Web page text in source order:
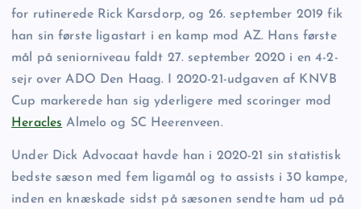
for rutinerede Rick Karsdorp, og 26. september 2019 fik
han sin første ligastart i en kamp mod AZ. Hans første
mål på seniorniveau faldt 27. september 2020 i en 4-2-
sejr over ADO Den Haag. I 2020-21-udgaven af KNVB
Cup markerede han sig yderligere med scoringer mod
Heracles Almelo og SC Heerenveen.
Under Dick Advocaat havde han i 2020-21 sin statistisk
bedste sæson med fem ligamål og to assists i 30 kampe,
inden en knæskade sidst på sæsonen sendte ham ud på